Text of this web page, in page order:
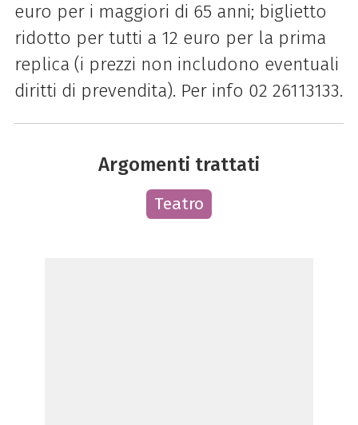
euro per i maggiori di 65 anni; biglietto
ridotto per tutti a 12 euro per la prima
replica (i prezzi non includono eventuali
diritti di prevendita). Per info 02 26113133.
Argomenti trattati
Teatro